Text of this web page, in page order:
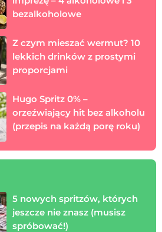
bezalkoholowe
Z czym mieszać wermut? 10
lekkich drinków z prostymi
proporcjami
Hugo Spritz 0% –
orzeźwiający hit bez alkoholu
(przepis na każdą porę roku)
5 nowych spritzów, których
jeszcze nie znasz (musisz
spróbować!)